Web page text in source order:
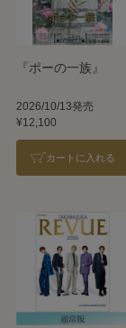
『ポーの一族』
2026/10/13発売
¥12,100
カートに入れる